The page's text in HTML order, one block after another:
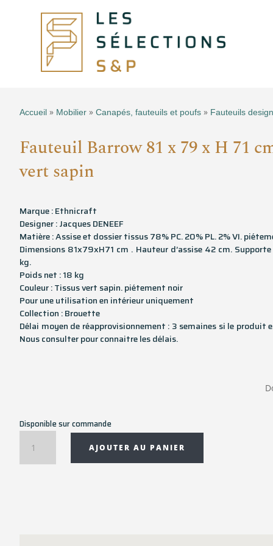
Accueil » Mobilier » Canapés, fauteuils et poufs » Fauteuils design
Fauteuil Barrow 81 x 79 x H 71
vert sapin
Marque : Ethnicraft
Designer : Jacques DENEEF
Matière : Assise et dossier tissus 78% PC. 20% PL. 2% VI.
Dimensions 81x79xH71 cm . Hauteur d’assise 42 cm.
kg.
Poids net : 18 kg
Couleur : Tissus vert sapin. piétement noir
Pour une utilisation en intérieur uniquement
Collection : Brouette
Délai moyen de réapprovisionnement : 3 semaines si le
Nous consulter pour connaitre les délais.
Disponible sur commande
Fauteuil
AJOUTER AU PANIER